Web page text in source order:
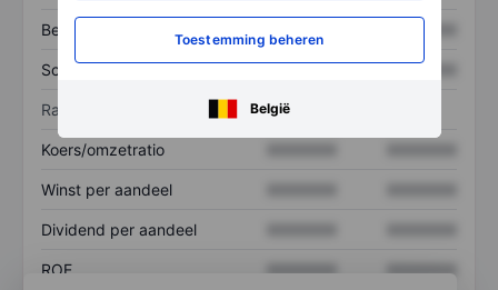
Toestemming beheren
België
Bezittingen
Schulden XXXXXXX XXXXXXX
Ratio's
Koers/omzetratio
Winst per aandeel
Dividend per aandeel
ROE XXXXXXX
XXXXXXX